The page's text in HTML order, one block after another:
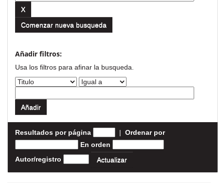
Comenzar nueva busqueda
Añadir filtros:
Usa los filtros para afinar la busqueda.
Resultados por página | Ordenar por
En orden
Autor/registro